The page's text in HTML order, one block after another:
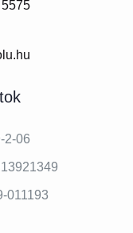
2-06
011193